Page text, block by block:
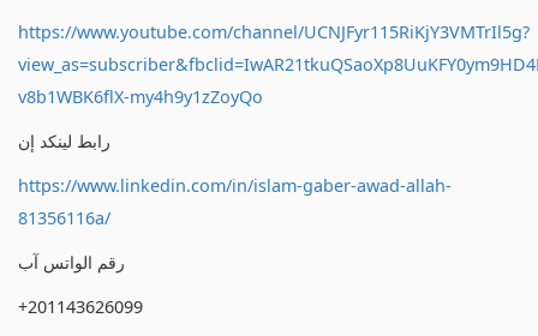
https://www.youtube.com/channel/UCNJFyr115RiKjY3VMTrIl5g?
v8b1WBK6flX-my4h9y1zZoyQo
رابط لينكد إن
https://www.linkedin.com/in/islam-gaber-awad-allah-
81356116a/
رقم الواتس آب
+201143626099